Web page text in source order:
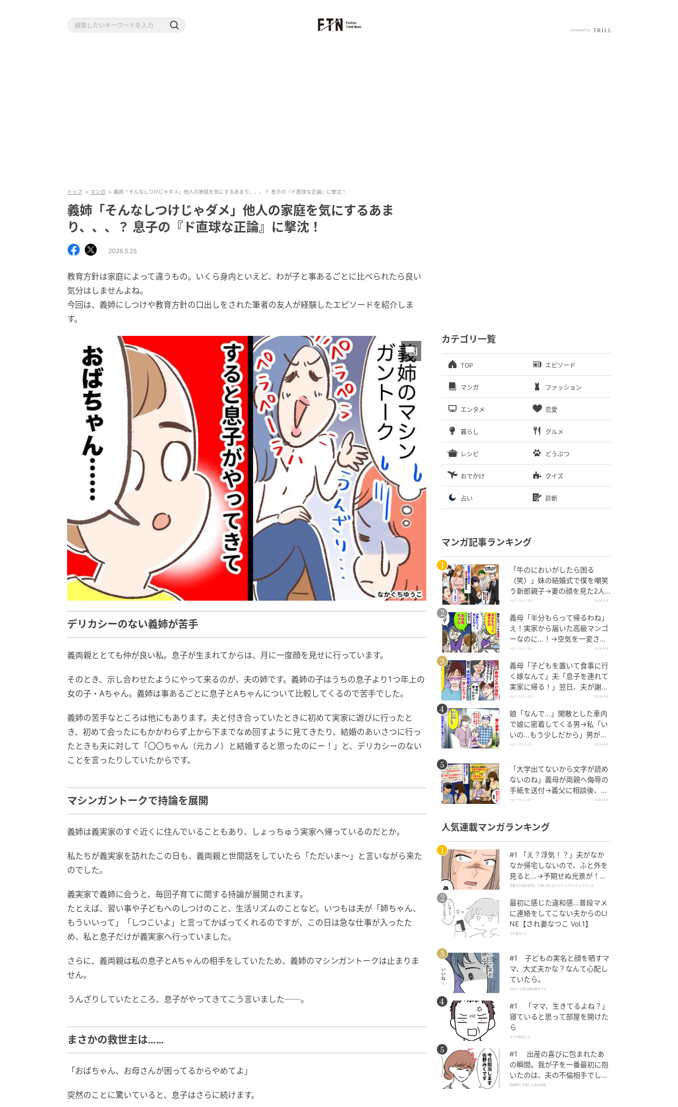
トップ マンガ 義姉「そんなしつけじゃダメ」他人の家庭を気にするあまり、、、？ 息子の『ド直球な正論』に撃沈！
義姉「そんなしつけじゃダメ」他人の家庭を気にするあま
り、、、？ 息子の『ド直球な正論』に撃沈！
2026.5.25
教育方針は家庭によって違うもの。いくら身内といえど、わが子と事あるごとに比べられたら良い
気分はしませんよね。
今回は、義姉にしつけや教育方針の口出しをされた筆者の友人が経験したエピソードを紹介しま
す。
デリカシーのない義姉が苦手
義両親ととても仲が良い私。息子が生まれてからは、月に一度顔を見せに行っています。
そのとき、示し合わせたようにやって来るのが、夫の姉です。義姉の子はうちの息子より1つ年上の
女の子・Aちゃん。義姉は事あるごとに息子とAちゃんについて比較してくるので苦手でした。
義姉の苦手なところは他にもあります。夫と付き合っていたときに初めて実家に遊びに行ったと
き、初めて会ったにもかかわらず上から下までなめ回すように見てきたり、結婚のあいさつに行っ
たときも夫に対して「〇〇ちゃん（元カノ）と結婚すると思ったのにー！」と、デリカシーのない
ことを言ったりしていたからです。
マシンガントークで持論を展開
義姉は義実家のすぐ近くに住んでいることもあり、しょっちゅう実家へ帰っているのだとか。
私たちが義実家を訪れたこの日も、義両親と世間話をしていたら「ただいま～」と言いながら来た
のでした。
義実家で義姉に会うと、毎回子育てに関する持論が展開されます。
たとえば、習い事や子どもへのしつけのこと、生活リズムのことなど。いつもは夫が「姉ちゃん、
もういいって」「しつこいよ」と言ってかばってくれるのですが、この日は急な仕事が入ったた
め、私と息子だけが義実家へ行っていました。
さらに、義両親は私の息子とAちゃんの相手をしていたため、義姉のマシンガントークは止まりま
せん。
うんざりしていたところ、息子がやってきてこう言いました──。
まさかの救世主は……
「おばちゃん、お母さんが困ってるからやめてよ」
突然のことに驚いていると、息子はさらに続けます。
カテゴリ一覧
TOP エピソード
マンガ ファッション
エンタメ 恋愛
暮らし グルメ
レシピ どうぶつ
おでかけ クイズ
占い 診断
マンガ記事ランキング
「牛のにおいがしたら困る
（笑）」妹の結婚式で僕を嘲笑
う新郎親子→妻の顔を見た2人
が絶句したワケ
ベビーカレンダー 2026.8.6
義母「半分もらって帰るわね」
え！実家から届いた高級マンゴ
ーなのに…！→空気を一変させ
た4歳娘の痛快な一言とは
ベビーカレンダー 2026.8.6
義母「子どもを置いて食事に行
く嫁なんて」夫「息子を連れて
実家に帰る！」翌日、夫が謝罪
してきたワケ
ベビーカレンダー 2026.8.6
娘「なんで…」閑散とした車内
で娘に密着してくる男→私「い
いの…もう少しだから」男が血
相を変え逃げたワケ
ベビーカレンダー 2026.8.6
「大学出てないから文字が読め
ないのね」義母が両親へ侮辱の
手紙を送付→義父に相談後、訪
れた末路とは
ベビーカレンダー 2026.8.6
人気連載マンガランキング
#1 「え？浮気！？」夫がなか
なか帰宅しないので、ふと外を
見ると…→予期せぬ光景が！｜
旦那の不倫が発覚して頭に来た
旦那の不倫が発覚して頭に来たのでメチャクチャにしてやった
最初に感じた違和感…普段マメ
に連絡をしてこない夫からのLI
NE【され妻なつこ Vol.1】
され妻なつこ
#1 子どもの実名と顔を晒すマ
マ、大丈夫かな？なんて心配し
ていたら。
SNSに子供の顔を晒すママ
#1 「ママ、生きてるよね？」
寝ていると思って部屋を開けた
ら
ママが家出した
#1 出産の喜びに包まれたあ
の瞬間。我が子を一番最初に抱
いたのは、夫の不倫相手でし
た。
助産師と不倫した夫の末路